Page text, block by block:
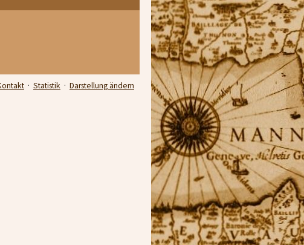
· Statistik · Darstellung ändern